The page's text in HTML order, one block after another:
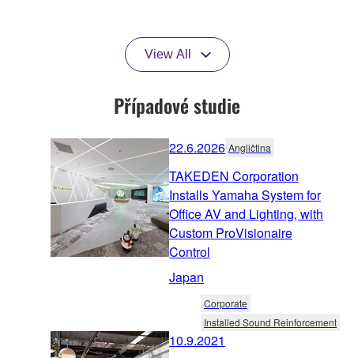
View All
Případové studie
22.6.2026 Angličtina
TAKEDEN Corporation
Installs Yamaha System for
Office AV and Lighting, with
Custom ProVisionaire
Control
Japan
Corporate
Installed Sound Reinforcement
10.9.2021